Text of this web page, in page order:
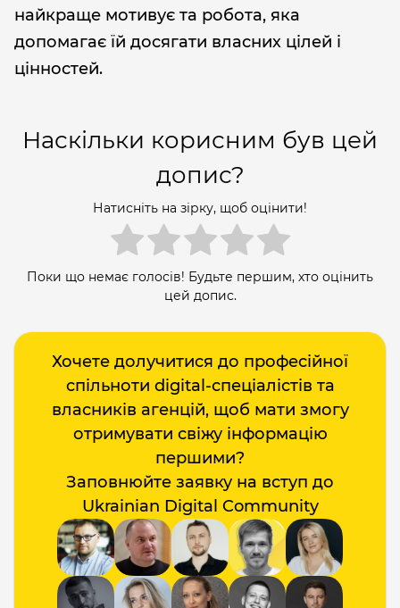
найкраще мотивує та робота, яка
допомагає їй досягати власних цілей і
цінностей.
Наскільки корисним був цей
допис?
Натисніть на зірку, щоб оцінити!
Поки що немає голосів! Будьте першим, хто оцінить
цей допис.
Хочете долучитися до професійної
спільноти digital-спеціалістів та
власників агенцій, щоб мати змогу
отримувати свіжу інформацію
першими?
Заповнюйте заявку на вступ до
Ukrainian Digital Community